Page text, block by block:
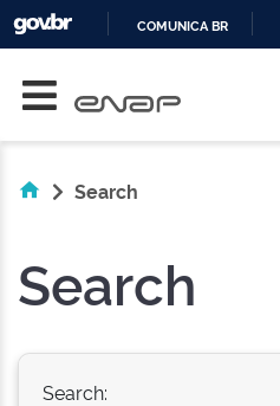
COMUNICA BR
Search
Search
Search: